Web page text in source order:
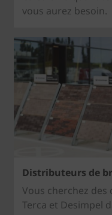
vous aurez besoin.
Distributeurs de
Vous cherchez
Terca et Desimpel